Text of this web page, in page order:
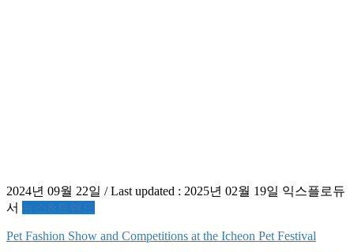
2024년 09월 22일 / Last updated : 2025년 02월 19일 익스플로듀
서
Pet Fashion Show and Competitions at the Icheon Pet Festival